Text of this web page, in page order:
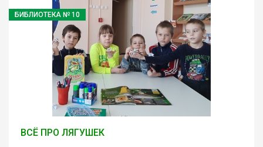
БИБЛИОТЕКА № 10
ВСЁ ПРО ЛЯГУШЕК